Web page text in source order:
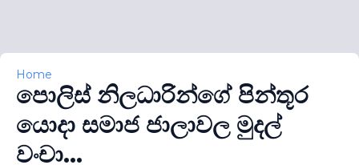
Home
පොලිස් නිලධාරින්ගේ පින්තූර
යොදා සමාජ ජාලාවල මුදල්
වංචා...